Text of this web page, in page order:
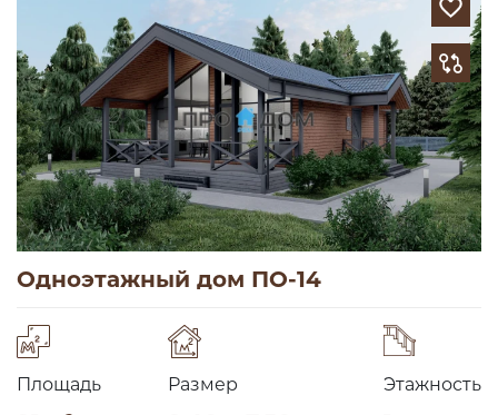
Одноэтажный дом ПО-14
Площадь Размер Этажность